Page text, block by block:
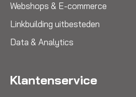
Webshops & E-commerce
Linkbuilding uitbesteden
Data & Analytics
Klantenservice